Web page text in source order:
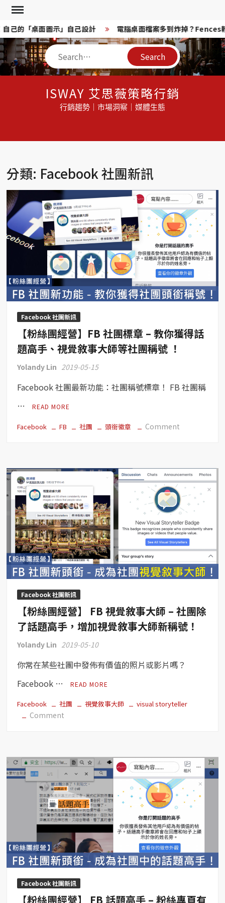
Skip
content
的「桌面圖示」自己設計 電腦桌面檔案多到炸掉？Fences
Search
ISWAY 艾思薇策略行銷
行銷趨勢｜市場洞察｜媒體生態
分類: Facebook 社團新訊
Facebook 社團新訊
【粉絲團經營】FB 社團標章 – 教你獲得話
題高手、視覺敘事大師等社團稱號 ！
Yolandy Lin 2019-05-15
Facebook 社團最新功能：社團稱號標章！ FB 社團稱
…
READ MORE
Facebook FB 社團 頭銜徽章 Comment
經
營】
FB
社
團
標
章
–
教
你
話
題
高
覺
大
稱
號
！
Facebook 社團新訊
【粉絲團經營】 FB 視覺敘事大師 – 社團除
了話題高手，增加視覺敘事大師新稱號！
Yolandy Lin 2019-05-10
你常在某些社團中發佈有價值的照片或影片嗎？
Facebook …
READ MORE
Facebook 社團 視覺敘事大師 visual storyteller
Comment
經
營】
FB
視
覺
敘
事
大
師
–
社
團
除
Facebook 社團新訊
【粉絲團經營】 FB 話題高手 – 粉絲專頁有